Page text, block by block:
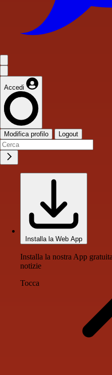
Accedi
Modifica profilo Logout
Installa la Web App
Installa la nostra App
notizie
Tocca